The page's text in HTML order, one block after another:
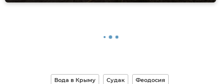
Вода в Крыму Судак Феодосия